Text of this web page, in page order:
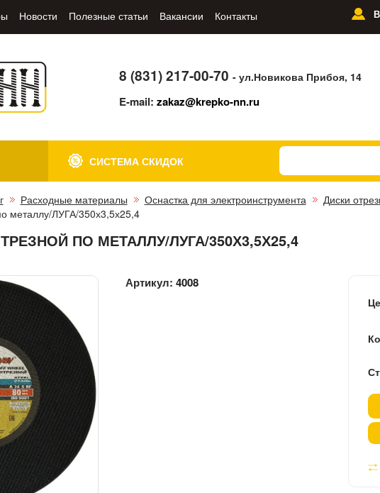
Новости Полезные статьи Вакансии Контакты
8 (831) 217-00-70- ул.Новикова Прибоя, 14
E-mail:zakaz@krepko-nn.ru
СИСТЕМА СКИДОК
Расходные материалы Оснастка для электроинструмента
Диски
металлу/ЛУГА/350х3,5х25,4
ПО МЕТАЛЛУ/ЛУГА/350Х3,5Х25,4
Артикул:4008